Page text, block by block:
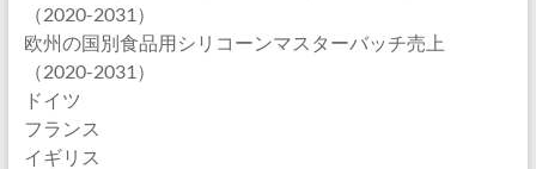
（2020-2031）
欧州の国別食品用シリコーンマスターバッチ売上
（2020-2031）
ドイツ
フランス
イギリス